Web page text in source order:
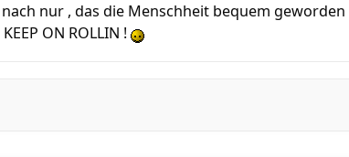
nur , das die Menschheit bequem geworden
ON ROLLIN !